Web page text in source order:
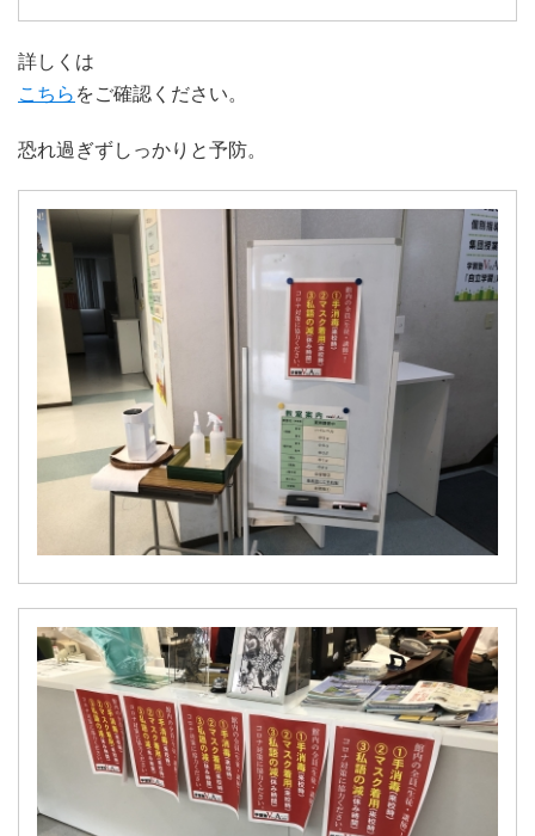
詳しくは
こちら をご確認ください。
恐れ過ぎずしっかりと予防。